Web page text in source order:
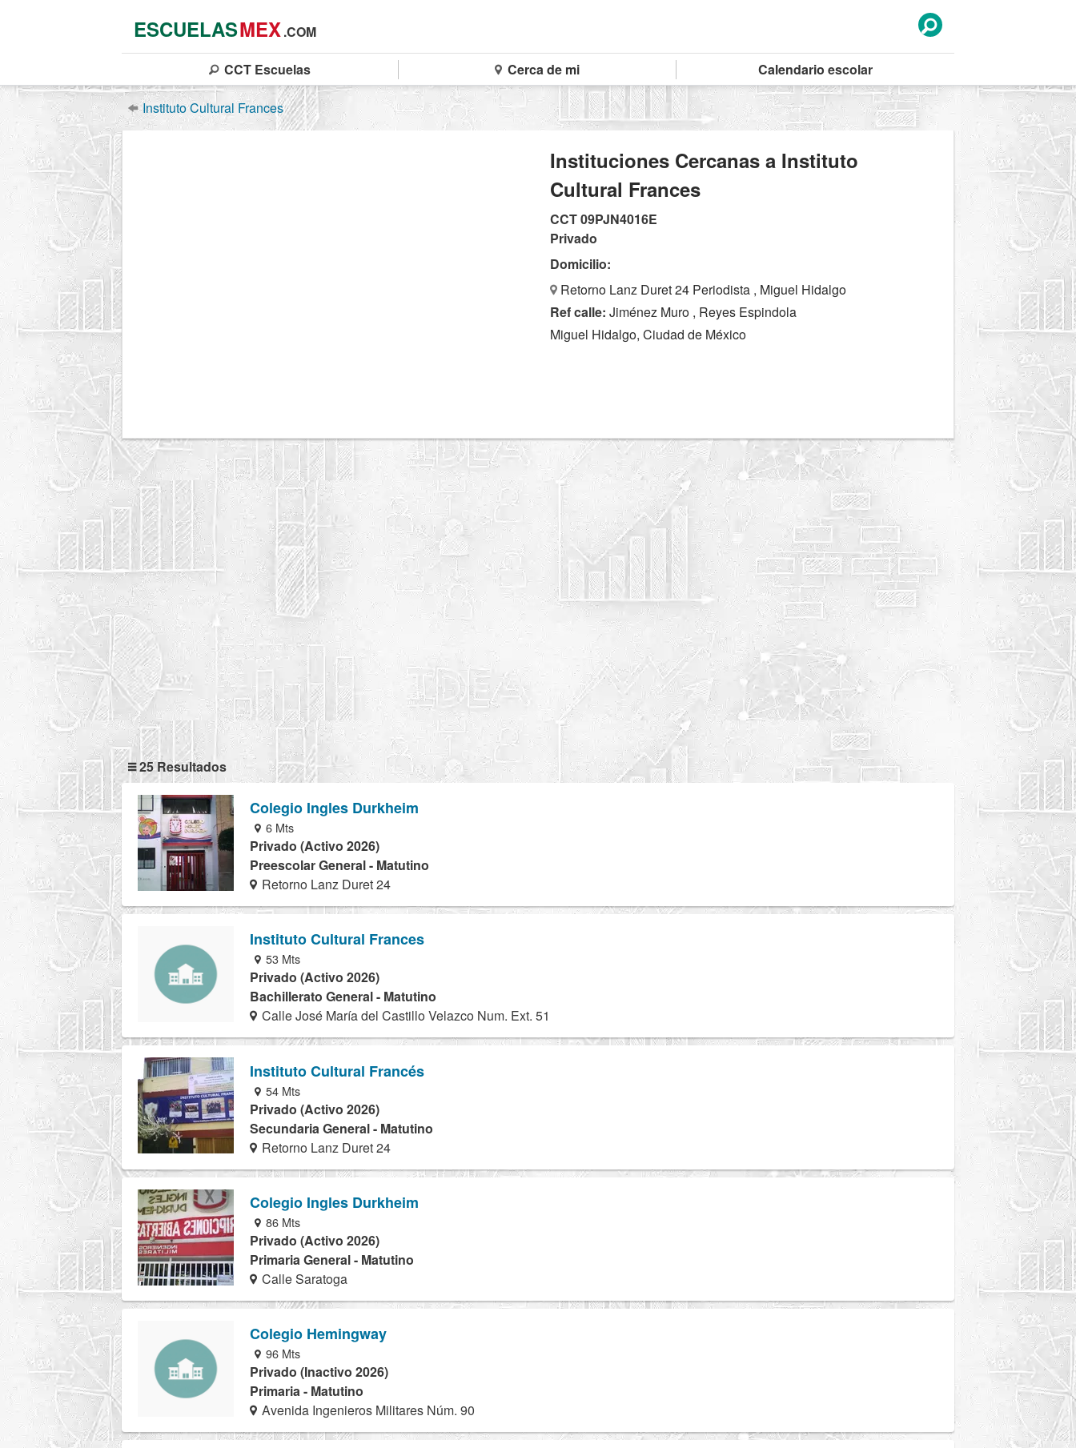
ESCUELASMEX.COM
CCT Escuelas Cerca de mi Calendario escolar
Instituto Cultural Frances
Instituciones Cercanas a Instituto
Cultural Frances
CCT 09PJN4016E
Privado
Domicilio:
Retorno Lanz Duret 24 Periodista , Miguel Hidalgo
Ref calle: Jiménez Muro , Reyes Espindola
Miguel Hidalgo, Ciudad de México
25 Resultados
Colegio Ingles Durkheim
6 Mts
Privado (Activo 2026)
Preescolar General - Matutino
Retorno Lanz Duret 24
Instituto Cultural Frances
53 Mts
Privado (Activo 2026)
Bachillerato General - Matutino
Calle José María del Castillo Velazco Num. Ext. 51
Instituto Cultural Francés
54 Mts
Privado (Activo 2026)
Secundaria General - Matutino
Retorno Lanz Duret 24
Colegio Ingles Durkheim
86 Mts
Privado (Activo 2026)
Primaria General - Matutino
Calle Saratoga
Colegio Hemingway
96 Mts
Privado (Inactivo 2026)
Primaria - Matutino
Avenida Ingenieros Militares Núm. 90